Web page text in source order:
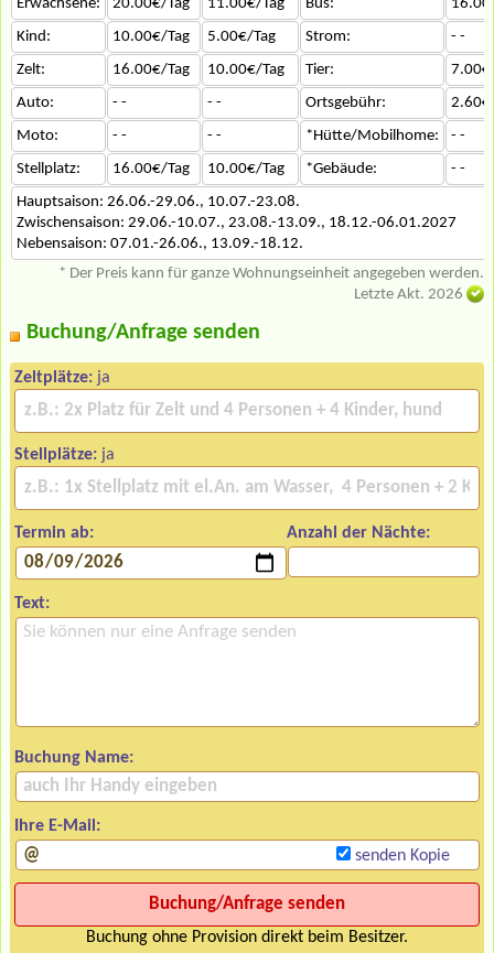
Erwachsene: 20.00€/Tag 11.00€/Tag Bus:
Kind:
10.00€/Tag 5.00€/Tag Strom:
- -
Zelt:
16.00€/Tag 10.00€/Tag Tier:
Auto:
- - - - Ortsgebühr:
Moto:
- - - - *Hütte/Mobilhome:
- -
Stellplatz:
16.00€/Tag 10.00€/Tag *Gebäude:
- -
Hauptsaison: 26.06.-29.06., 10.07.-23.08.
Zwischensaison: 29.06.-10.07., 23.08.-13.09., 18.12.-06.01.2027
Nebensaison: 07.01.-26.06., 13.09.-18.12.
* Der Preis kann für ganze Wohnungseinheit angegeben werden.
Letzte Akt. 2026
Buchung/Anfrage senden
Zeltplätze: ja
Stellplätze: ja
Termin ab: Anzahl der Nächte:
Text:
Buchung Name:
Ihre E-Mail:
senden Kopie
Buchung ohne Provision direkt beim Besitzer.